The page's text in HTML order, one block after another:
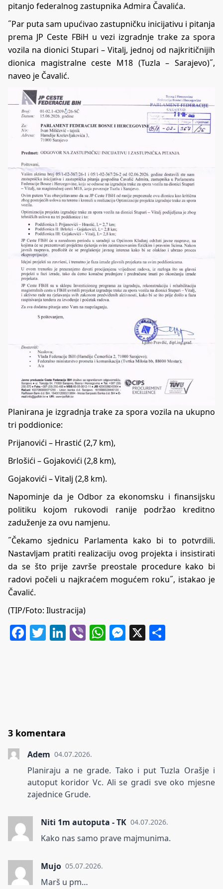
pitanjo federalnog zastupnika Admira Čavalića.
˝Par puta sam upućivao zastupničku inicijativu i pitanja
prema JP Ceste FBiH u vezi izgradnje trake za spora
vozila na dionici Stupari – Vitalj, jednoj od najkritičnijih
dionica magistralne ceste M18 (Tuzla – Sarajevo)˝,
naveo je Čavalić.
Planirana je izgradnja trake za spora vozila na ukupno
tri poddionice:
Prijanovići – Hrastić (2,7 km),
Brlošići – Gojakovići (2,8 km),
Gojakovići – Vitalj (2,8 km).
Napominje da je Odbor za ekonomsku i finansijsku
politiku kojom rukovodi ranije podržao kreditno
zaduženje za ovu namjenu.
˝Čekamo sjednicu Parlamenta kako bi to potvrdili.
Nastavljam pratiti realizaciju ovog projekta i insistirati
da se što prije završe preostale procedure kako bi
radovi počeli u najkraćem mogućem roku˝, istakao je
Čavalić.
(TIP/Foto: Ilustracija)
Facebook
Twitter
LinkedIn
ViberWhatsApp
Messenger
X
3 komentara
Adem 04.07.2026.
Planiraju a ne grade. Tako i put Tuzla Orašje i
autoput koridor Vc. Ali se gradi sve oko mjesne
zajednice Grude.
Niti 1m autoputa - TK 04.07.2026.
Kako nas samo prave majmunima.
Mujo 05.07.2026.
Marš u pm…